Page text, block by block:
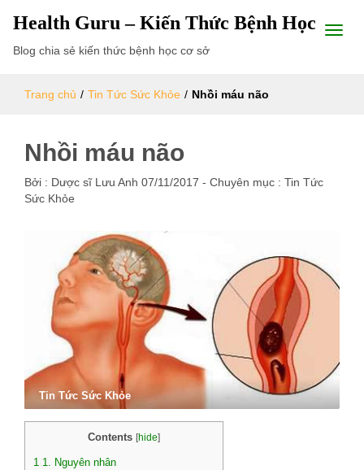
Health Guru – Kiến Thức Bệnh Học
Blog chia sẻ kiến thức bệnh học cơ sở
Trang chủ / Tin Tức Sức Khỏe / Nhồi máu não
Nhồi máu não
Bởi : Dược sĩ Lưu Anh 07/11/2017 - Chuyên mục : Tin Tức
Sức Khỏe
Tin Tức Sức Khỏe
Contents [hide]
1 1. Nguyên nhân